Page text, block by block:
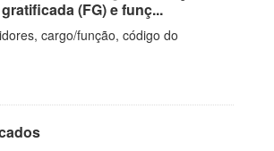
(FG) e funç...
cargo/função, código do